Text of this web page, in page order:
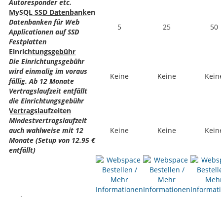
Autoresponder etc.
MySQL SSD Datenbanken
Datenbanken für Web
Applicationen auf SSD
Festplatten
5 25 50
Einrichtungsgebühr
Die Einrichtungsgebühr
wird einmalig im voraus
fällig. Ab 12 Monate
Vertragslaufzeit entfällt
die Einrichtungsgebühr
Keine Keine
Vertragslaufzeiten
Mindestvertragslaufzeit
auch wahlweise mit 12
Monate (Setup von 12.95 €
entfällt)
Keine Keine